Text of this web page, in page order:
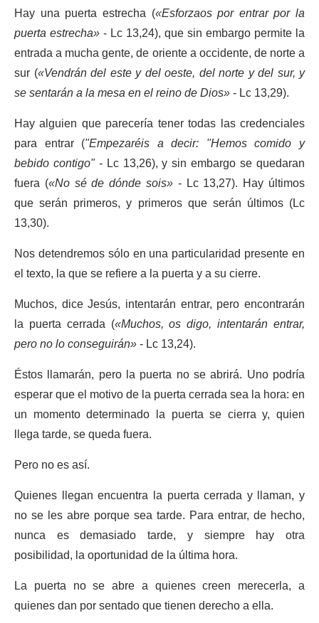
Hay una puerta estrecha («Esforzaos por entrar por la
puerta estrecha»- Lc 13,24), que sin embargo permite la
entrada a mucha gente, de oriente a occidente, de norte a
sur («Vendrán del este y del oeste, del norte y del sur, y
se sentarán a la mesa en el reino de Dios»- Lc 13,29).
Hay alguien que parecería tener todas las credenciales
para entrar ("Empezaréis a decir: "Hemos comido y
bebido contigo" - Lc 13,26), y sin embargo se quedaran
fuera («No sé de dónde sois» - Lc 13,27). Hay últimos
que serán primeros, y primeros que serán últimos (Lc
13,30).
Nos detendremos sólo en una particularidad presente en
el texto, la que se refiere a la puerta y a su cierre.
Muchos, dice Jesús, intentarán entrar, pero encontrarán
la puerta cerrada («Muchos, os digo, intentarán entrar,
pero no lo conseguirán»- Lc 13,24).
Éstos llamarán, pero la puerta no se abrirá. Uno podría
esperar que el motivo de la puerta cerrada sea la hora: en
un momento determinado la puerta se cierra y, quien
llega tarde, se queda fuera.
Pero no es así.
Quienes llegan encuentra la puerta cerrada y llaman, y
no se les abre porque sea tarde. Para entrar, de hecho,
nunca es demasiado tarde, y siempre hay otra
posibilidad, la oportunidad de la última hora.
La puerta no se abre a quienes creen merecerla, a
quienes dan por sentado que tienen derecho a ella.